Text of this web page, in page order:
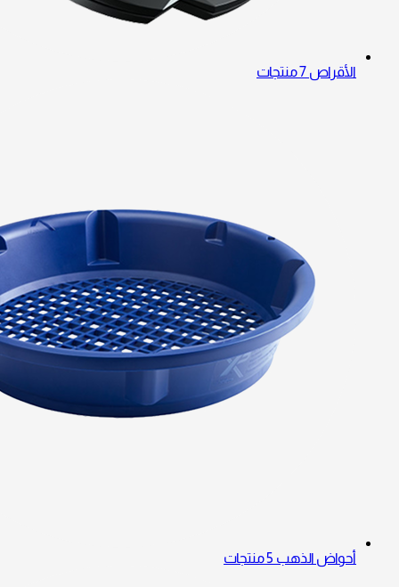
الأقراص 7 منتجات
أحواض الذهب 5 منتجات